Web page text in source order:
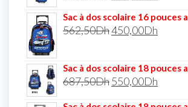
Sac à dos scolaire 16 pouces
562,50Dh450,00Dh
Sac à dos scolaire 18 pouces
687,50Dh550,00Dh